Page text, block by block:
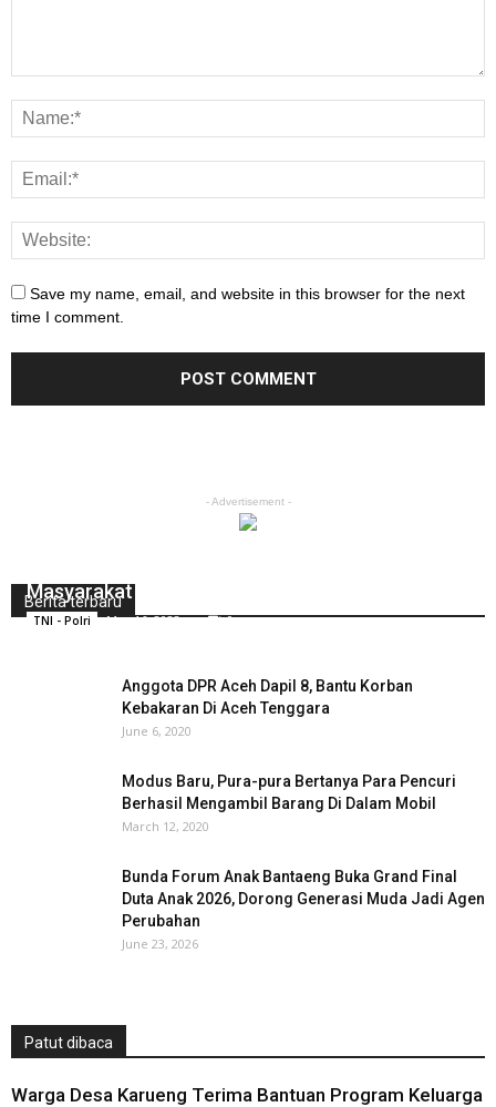
Save my name, email, and website in this browser for the next
time I comment.
- Advertisement -
Berita terbaru
Utamakan Pelayan Prima, Unit BPKB Sat Lantas
Masyarakat
TNI - Polri May 16, 2022 0
Anggota DPR Aceh Dapil 8, Bantu Korban
Kebakaran Di Aceh Tenggara
June 6, 2020
Modus Baru, Pura-pura Bertanya Para Pencuri
Berhasil Mengambil Barang Di Dalam Mobil
March 12, 2020
Bunda Forum Anak Bantaeng Buka Grand Final
Duta Anak 2026, Dorong Generasi Muda Jadi Agen
Perubahan
June 23, 2026
Patut dibaca
Warga Desa Karueng Terima Bantuan Program Keluarga